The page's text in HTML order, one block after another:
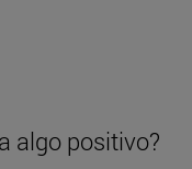
algo positivo?